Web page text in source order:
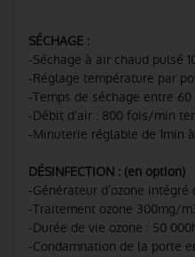
SÉCHAGE :
-Séchage à air chaud pulsé
-Réglage température par
-Temps de séchage entre
-Débit d’air : 800 fois/min
-Minuterie réglable de 1min
DÉSINFECTION : (en option)
-Générateur d’ozone
-Traitement ozone 300mg/
-Durée de vie ozone : 50
-Condamnation de la porte